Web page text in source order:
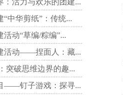
：活力与欢乐的团建...
“中华剪纸”：传统...
活动“草编/粽编”...
活动——捏面人：藏...
突破思维边界的趣...
——钉子游戏：探寻...